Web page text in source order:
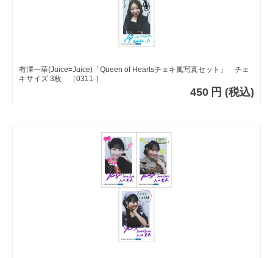
有澤一華(Juice=Juice)「Queen of Heartsチェキ風写真セット」 チェ
キサイズ 3枚 ［0311-］
450 円 (税込)